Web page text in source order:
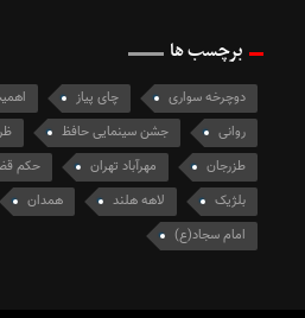
برچسب ها
دوچرخه سواری چای پیاز
روانی
جشن سینمایی حافظ
طزرجان
مهرآباد تهران حکم
بلژیک
لاهه هلند همدان
امام سجاد(ع)